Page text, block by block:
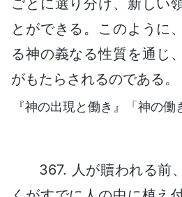
とができる。このように
る神の義なる性質を通じ
がもたらされるのである。
『神の出現と働き』「神の働
367. 人が贖われる前